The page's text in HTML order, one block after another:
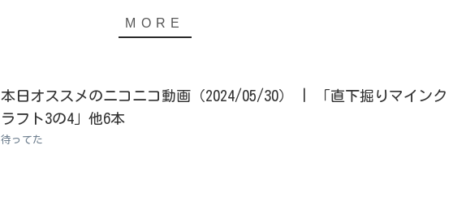
本日オススメのニコニコ動画（2024/05/30） | 「直下掘りマインク
ラフト3の4」他6本
待ってた